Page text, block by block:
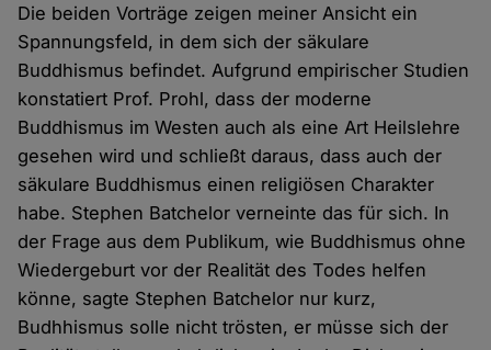
Die beiden Vorträge zeigen meiner Ansicht ein
Spannungsfeld, in dem sich der säkulare
Buddhismus befindet. Aufgrund empirischer Studien
konstatiert Prof. Prohl, dass der moderne
Buddhismus im Westen auch als eine Art Heilslehre
gesehen wird und schließt daraus, dass auch der
säkulare Buddhismus einen religiösen Charakter
habe. Stephen Batchelor verneinte das für sich. In
der Frage aus dem Publikum, wie Buddhismus ohne
Wiedergeburt vor der Realität des Todes helfen
könne, sagte Stephen Batchelor nur kurz,
Budhhismus solle nicht trösten, er müsse sich der